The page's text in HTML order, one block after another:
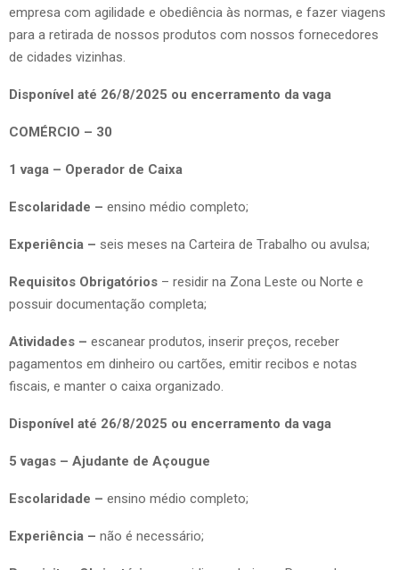
empresa com agilidade e obediência às normas, e fazer viagens
para a retirada de nossos produtos com nossos fornecedores
de cidades vizinhas.
Disponível até 26/8/2025 ou encerramento da vaga
COMÉRCIO – 30
1 vaga – Operador de Caixa
Escolaridade – ensino médio completo;
Experiência – seis meses na Carteira de Trabalho ou avulsa;
Requisitos Obrigatórios – residir na Zona Leste ou Norte e
possuir documentação completa;
Atividades – escanear produtos, inserir preços, receber
pagamentos em dinheiro ou cartões, emitir recibos e notas
fiscais, e manter o caixa organizado.
Disponível até 26/8/2025 ou encerramento da vaga
5 vagas – Ajudante de Açougue
Escolaridade – ensino médio completo;
Experiência – não é necessário;